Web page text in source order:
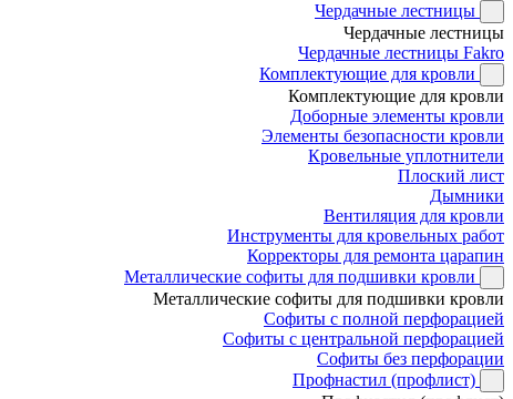
Чердачные лестницы
Чердачные лестницы
Чердачные лестницы Fakro
Комплектующие для кровли
Комплектующие для кровли
Доборные элементы кровли
Элементы безопасности кровли
Кровельные уплотнители
Плоский лист
Дымники
Вентиляция для кровли
Инструменты для кровельных работ
Корректоры для ремонта царапин
Металлические софиты для подшивки кровли
Металлические софиты для подшивки кровли
Софиты с полной перфорацией
Софиты с центральной перфорацией
Софиты без перфорации
Профнастил (профлист)